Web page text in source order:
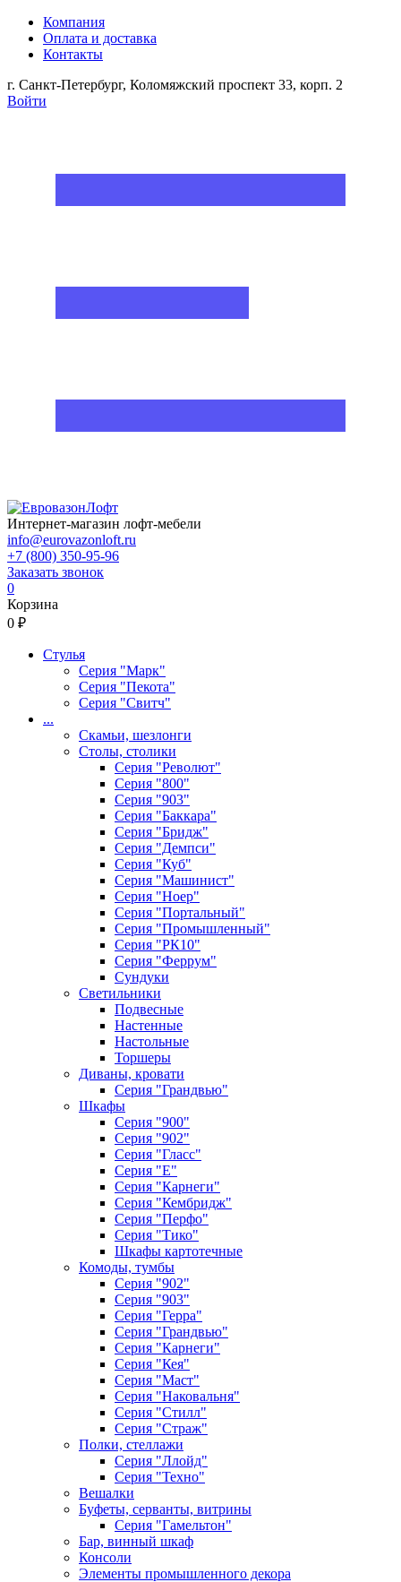
Компания
Оплата и доставка
Контакты
г. Санкт-Петербург, Коломяжский проспект 33, корп. 2
Войти
Интернет-магазин лофт-мебели
info@eurovazonloft.ru
+7 (800) 350-95-96
Заказать звонок
0
Корзина
0 ₽
Стулья
Серия "Марк"
Серия "Пекота"
Серия "Свитч"
...
Скамьи, шезлонги
Столы, столики
Серия "Револют"
Серия "800"
Серия "903"
Серия "Баккара"
Серия "Бридж"
Серия "Демпси"
Серия "Куб"
Серия "Машинист"
Серия "Ноер"
Серия "Портальный"
Серия "Промышленный"
Серия "РК10"
Серия "Феррум"
Сундуки
Светильники
Подвесные
Настенные
Настольные
Торшеры
Диваны, кровати
Серия "Грандвью"
Шкафы
Серия "900"
Серия "902"
Серия "Гласс"
Серия "Е"
Серия "Карнеги"
Серия "Кембридж"
Серия "Перфо"
Серия "Тико"
Шкафы картотечные
Комоды, тумбы
Серия "902"
Серия "903"
Серия "Герра"
Серия "Грандвью"
Серия "Карнеги"
Серия "Кея"
Серия "Маст"
Серия "Наковальня"
Серия "Стилл"
Серия "Страж"
Полки, стеллажи
Серия "Ллойд"
Серия "Техно"
Вешалки
Буфеты, серванты, витрины
Серия "Гамельтон"
Бар, винный шкаф
Консоли
Элементы промышленного декора